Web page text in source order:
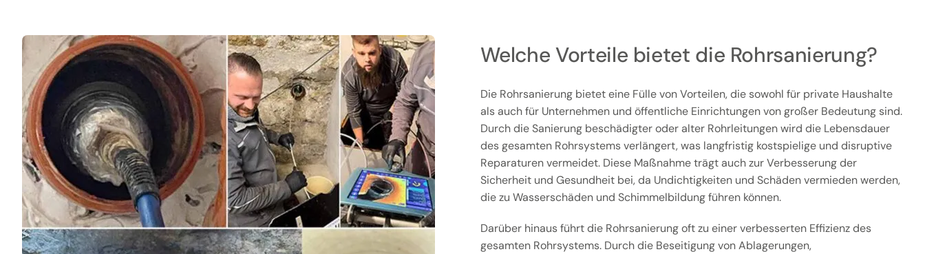
Welche Vorteile bietet die Rohrsanierung?
Die Rohrsanierung bietet eine Fülle von Vorteilen, die sowohl für private Haushalte
als auch für Unternehmen und öffentliche Einrichtungen von großer Bedeutung sind.
Durch die Sanierung beschädigter oder alter Rohrleitungen wird die Lebensdauer
des gesamten Rohrsystems verlängert, was langfristig kostspielige und disruptive
Reparaturen vermeidet. Diese Maßnahme trägt auch zur Verbesserung der
Sicherheit und Gesundheit bei, da Undichtigkeiten und Schäden vermieden werden,
die zu Wasserschäden und Schimmelbildung führen können.
Darüber hinaus führt die Rohrsanierung oft zu einer verbesserten Effizienz des
gesamten Rohrsystems. Durch die Beseitigung von Ablagerungen,